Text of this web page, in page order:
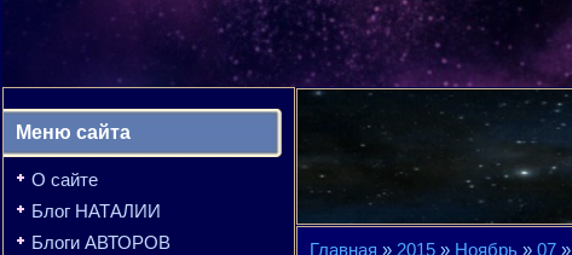
Меню сайта
О сайте
Блог НАТАЛИИ
Блоги АВТОРОВ
Главная » 2015 » Ноябрь » 07